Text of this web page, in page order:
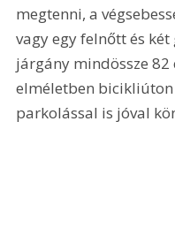
megtenni, a
vagy egy felnőtt és
járgány mindössze 82
elméletben bicikliúton
parkolással is jóval